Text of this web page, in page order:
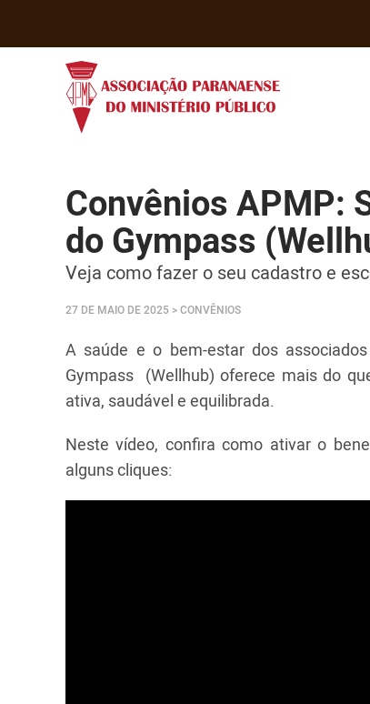
Convênios APMP:
do Gympass
Veja como fazer o seu cadastro e
27 DE MAIO DE 2025 > CONVÊNIOS
A saúde e o bem-estar dos
Gympass (Wellhub) oferece mais do
ativa, saudável e equilibrada.
Neste vídeo, confira como ativar o
alguns cliques: